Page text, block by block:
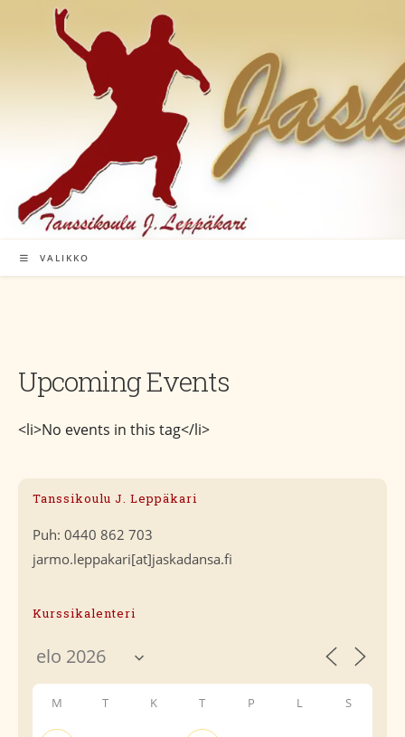
VALIKKO
Upcoming Events
<li>No events in this tag</li>
Tanssikoulu J. Leppäkari
Puh: 0440 862 703
jarmo.leppakari[at]jaskadansa.fi
Kurssikalenteri
M T K T P L S